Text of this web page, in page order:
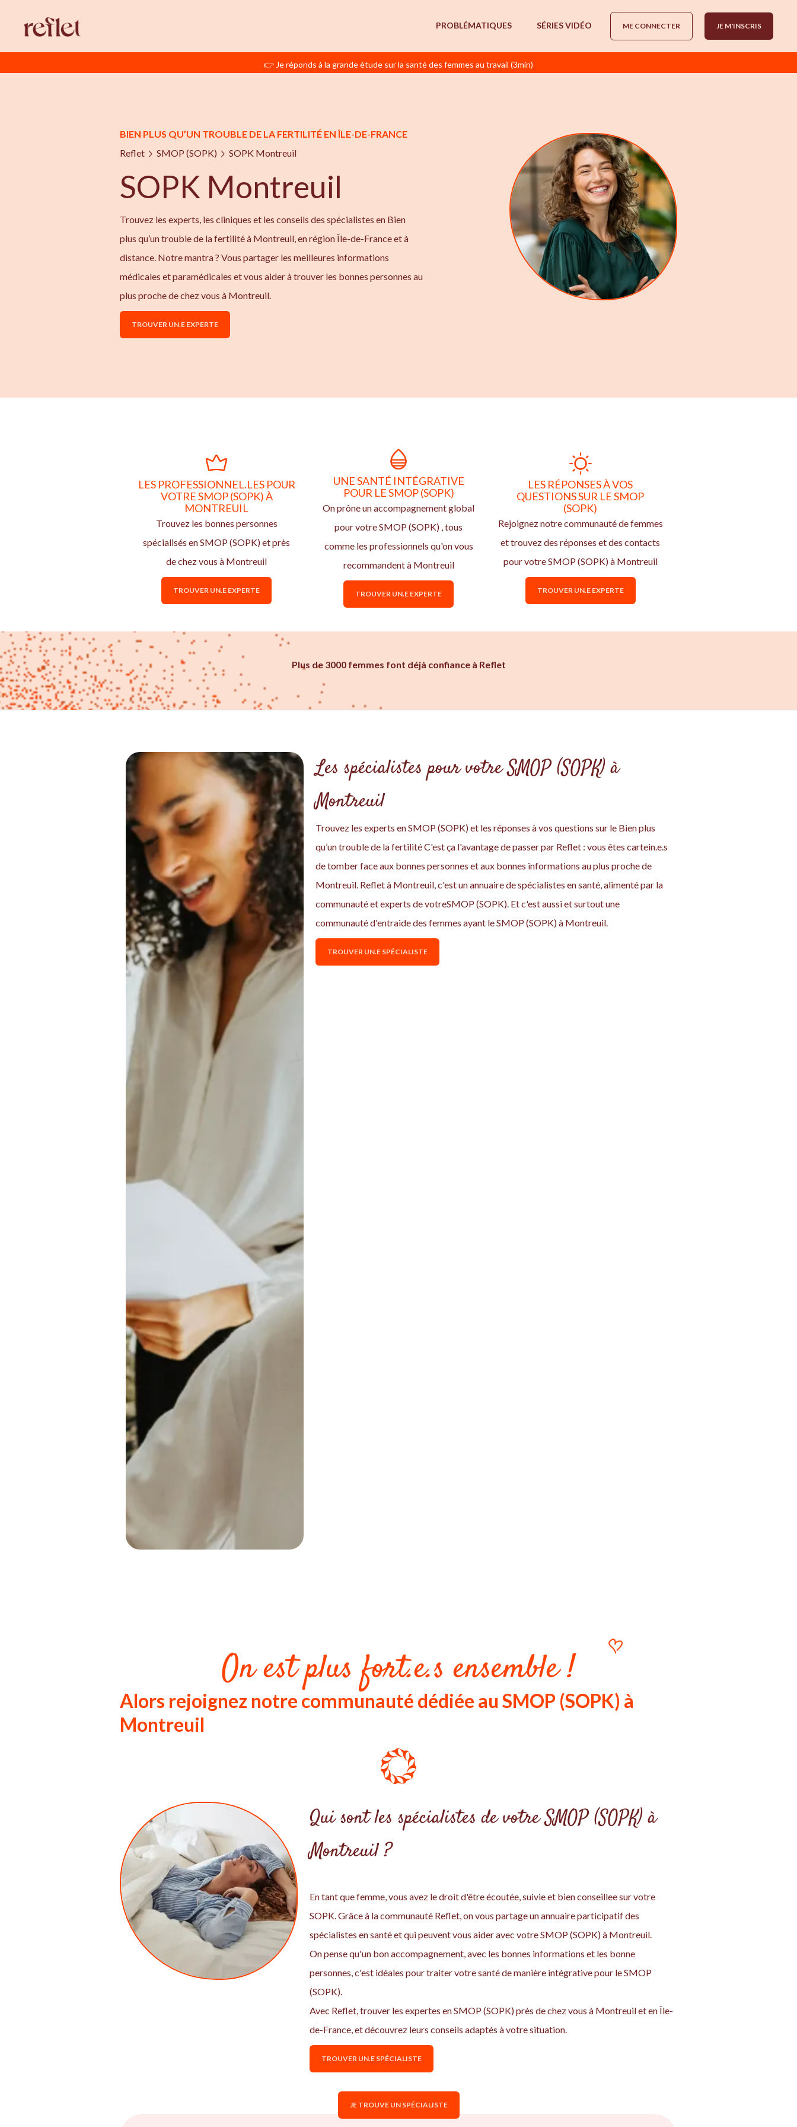
PROBLÉMATIQUES SÉRIES VIDÉO ME CONNECTER JE M'INSCRIS
👉 Je réponds à la grande étude sur la santé des femmes au travail (3min)
BIEN PLUS QU’UN TROUBLE DE LA FERTILITÉ EN ÎLE-DE-FRANCE
Reflet
SMOP (SOPK) SOPK Montreuil
SOPK Montreuil
Trouvez les experts, les cliniques et les conseils des spécialistes en Bien
plus qu’un trouble de la fertilité à Montreuil, en région Île-de-France et à
distance. Notre mantra ? Vous partager les meilleures informations
médicales et paramédicales et vous aider à trouver les bonnes personnes au
plus proche de chez vous à Montreuil.
TROUVER UN.E EXPERTE
LES PROFESSIONNEL.LES POUR
VOTRE SMOP (SOPK) À
MONTREUIL
Trouvez les bonnes personnes
spécialisés en SMOP (SOPK) et près
de chez vous à Montreuil
TROUVER UN.E EXPERTE
UNE SANTÉ INTÉGRATIVE
POUR LE SMOP (SOPK)
On prône un accompagnement global
pour votre SMOP (SOPK) , tous
comme les professionnels qu'on vous
recommandent à Montreuil
TROUVER UN.E EXPERTE
LES RÉPONSES À VOS
QUESTIONS SUR LE SMOP
(SOPK)
Rejoignez notre communauté de femmes
et trouvez des réponses et des contacts
pour votre SMOP (SOPK) à Montreuil
TROUVER UN.E EXPERTE
Plus de 3000 femmes font déjà confiance à Reflet
Les spécialistes pour votre SMOP (SOPK) à
Montreuil
Trouvez les experts en SMOP (SOPK) et les réponses à vos questions sur le Bien plus
qu’un trouble de la fertilité C'est ça l'avantage de passer par Reflet : vous êtes cartein.e.s
de tomber face aux bonnes personnes et aux bonnes informations au plus proche de
Montreuil. Reflet à Montreuil, c'est un annuaire de spécialistes en santé, alimenté par la
communauté et experts de votreSMOP (SOPK). Et c'est aussi et surtout une
communauté d'entraide des femmes ayant le SMOP (SOPK) à Montreuil.
TROUVER UN.E SPÉCIALISTE
On est plus fort.e.s ensemble !
Alors rejoignez notre communauté dédiée au SMOP (SOPK) à
Montreuil
Qui sont les spécialistes de votre SMOP (SOPK) à
Montreuil ?
En tant que femme, vous avez le droit d'être écoutée, suivie et bien conseillee sur votre
SOPK. Grâce à la communauté Reflet, on vous partage un annuaire participatif des
spécialistes en santé et qui peuvent vous aider avec votre SMOP (SOPK) à Montreuil.
On pense qu'un bon accompagnement, avec les bonnes informations et les bonne
personnes, c'est idéales pour traiter votre santé de manière intégrative pour le SMOP
(SOPK).
Avec Reflet, trouver les expertes en SMOP (SOPK) près de chez vous à Montreuil et en Île-
de-France, et découvrez leurs conseils adaptés à votre situation.
TROUVER UN.E SPÉCIALISTE
JE TROUVE UN SPÉCIALISTE